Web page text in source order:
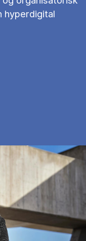
hyperdigital